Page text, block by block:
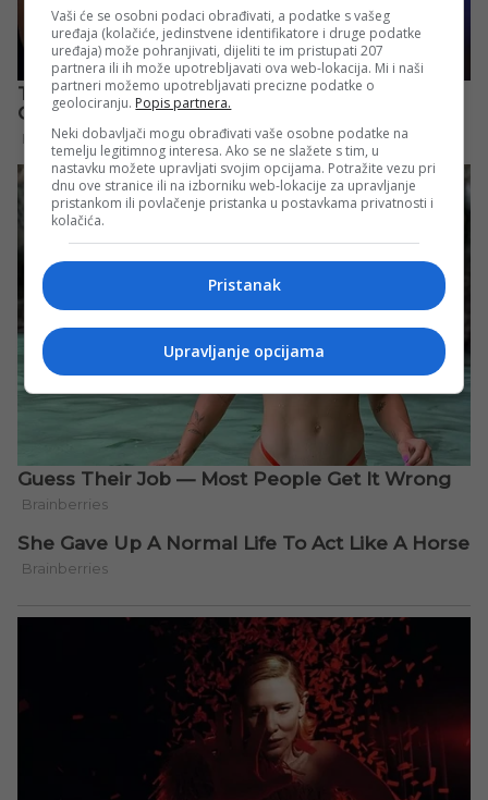
Vaši će se osobni podaci obrađivati, a podatke s vašeg
uređaja (kolačiće, jedinstvene identifikatore i druge podatke
uređaja) može pohranjivati, dijeliti te im pristupati 207
partnera ili ih može upotrebljavati ova web-lokacija. Mi i naši
partneri možemo upotrebljavati precizne podatke o
geolociranju. Popis partnera.
Neki dobavljači mogu obrađivati vaše osobne podatke na
temelju legitimnog interesa. Ako se ne slažete s tim, u
nastavku možete upravljati svojim opcijama. Potražite vezu pri
dnu ove stranice ili na izborniku web-lokacije za upravljanje
pristankom ili povlačenje pristanka u postavkama privatnosti i
kolačića.
Pristanak
Upravljanje opcijama